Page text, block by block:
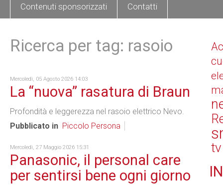
Contenuti sponsorizzati Contatti
Ricerca per tag: rasoio
Mercoledì, 05 Agosto 2026 14:03
La “nuova” rasatura di Braun
Profondità e leggerezza nel rasoio elettrico Nevo.
Pubblicato in Piccolo Persona
Mercoledì, 27 Maggio 2026 15:31
Panasonic, il personal care
per sentirsi bene ogni giorno
tv
IN